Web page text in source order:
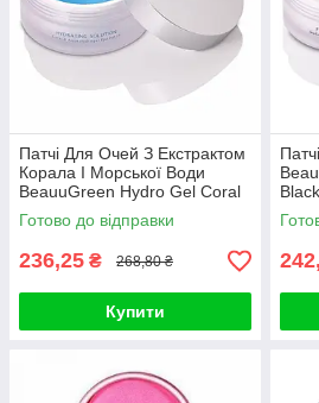
Патчі Для Очей З Екстрактом
Корала І Морської Води
BeauuGreen Hydro Gel Coral
& Aqua Eye Patch (Стандарт)
Готово до відправки
236,25 ₴ 268,80 ₴
Купити